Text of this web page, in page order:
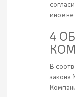
иное
4
В
закона